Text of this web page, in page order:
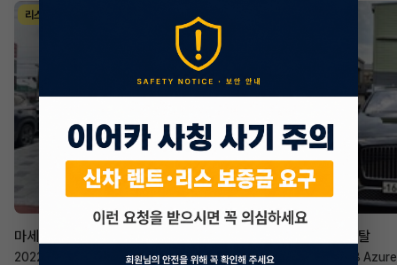
리스
승계 매니저
한태현
마세라티 르반떼
2022년
2.0 Hybrid GT
벤틀리 컨티넨탈
4.0 V8 Azure